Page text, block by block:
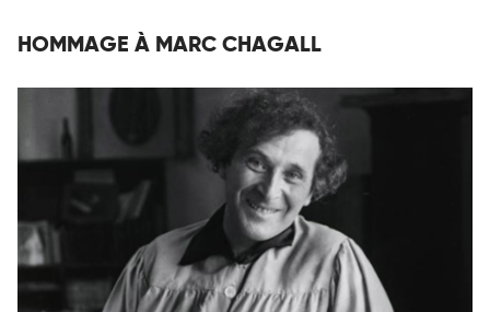
HOMMAGE À MARC CHAGALL